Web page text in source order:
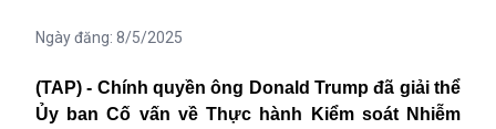
Ngày đăng: 8/5/2025
(TAP) - Chính quyền ông Donald Trump đã giải thể
Ủy ban Cố vấn về Thực hành Kiểm soát Nhiễm